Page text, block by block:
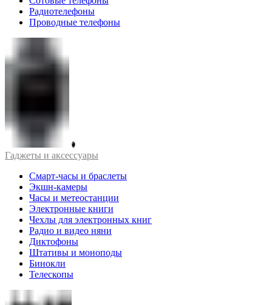
Радиотелефоны
Проводные телефоны
Гаджеты и аксессуары
Смарт-часы и браслеты
Экшн-камеры
Часы и метеостанции
Электронные книги
Чехлы для электронных книг
Радио и видео няни
Диктофоны
Штативы и моноподы
Бинокли
Телескопы